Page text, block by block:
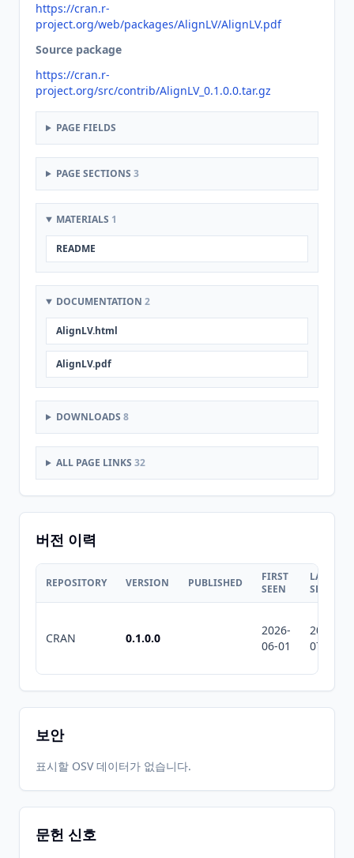
https://cran.r-
project.org/web/packages/AlignLV/AlignLV.pdf
Source package
https://cran.r-
project.org/src/contrib/AlignLV_0.1.0.0.tar.gz
PAGE FIELDS
PAGE SECTIONS 3
MATERIALS 1
README
DOCUMENTATION 2
AlignLV.html
AlignLV.pdf
DOWNLOADS 8
ALL PAGE LINKS 32
버전 이력
REPOSITORY VERSION PUBLISHED
FIRST
SEEN
LAST
SEEN
CRAN 0.1.0.0
2026-
06-01
2026-
07-10
보안
표시할 OSV 데이터가 없습니다.
문헌 신호